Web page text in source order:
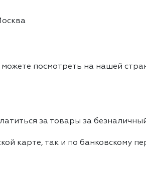
посмотреть на нашей
за товары за
карте, так и по банковскому